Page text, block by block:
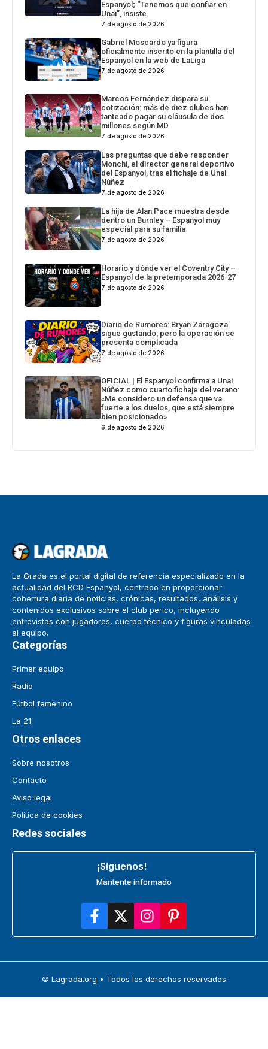
Espanyol; “Tenemos que confiar en
Unai”, insiste
7 de agosto de 2026
Gabriel Moscardo ya figura
oficialmente inscrito en la plantilla del
Espanyol en la web de LaLiga
7 de agosto de 2026
Marcos Fernández dispara su
cotización: más de diez clubes han
tanteado pagar su cláusula de dos
millones según MD
7 de agosto de 2026
Las preguntas que debe responder
Monchi, el director general deportivo
del Espanyol, tras el fichaje de Unai
Núñez
7 de agosto de 2026
La hija de Alan Pace muestra desde
dentro un Burnley – Espanyol muy
especial para su familia
7 de agosto de 2026
Horario y dónde ver el Coventry City –
Espanyol de la pretemporada 2026-27
7 de agosto de 2026
Diario de Rumores: Bryan Zaragoza
sigue gustando, pero la operación se
presenta complicada
7 de agosto de 2026
OFICIAL | El Espanyol confirma a Unai
Núñez como cuarto fichaje del verano:
«Me considero un defensa que va
fuerte a los duelos, que está siempre
bien posicionado»
6 de agosto de 2026
La Grada es el portal digital de referencia especializado en la
actualidad del RCD Espanyol, centrado en proporcionar
cobertura diaria de noticias, crónicas, resultados, análisis y
contenidos exclusivos sobre el club perico, incluyendo
entrevistas con jugadores, cuerpo técnico y figuras vinculadas
al equipo.
Categorías
Primer equipo
Radio
Fútbol femenino
La 21
Otros enlaces
Sobre nosotros
Contacto
Aviso legal
Política de cookies
Redes sociales
¡Síguenos!
Mantente informado
© Lagrada.org • Todos los derechos reservados